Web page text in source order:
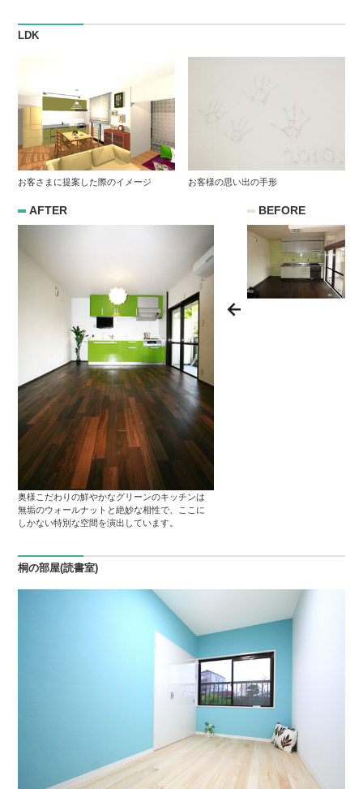
LDK
お客さまに提案した際のイメージ お客様の思い出の手形
BEFORE
AFTER
奥様こだわりの鮮やかなグリーンのキッチンは
無垢のウォールナットと絶妙な相性で、ここに
しかない特別な空間を演出しています。
桐の部屋(読書室)